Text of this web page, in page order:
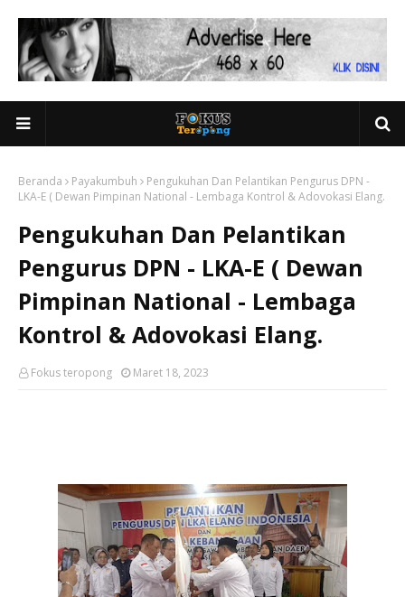
Beranda Payakumbuh
Pengukuhan Dan Pelantikan Pengurus DPN -
LKA-E ( Dewan Pimpinan National - Lembaga Kontrol & Adovokasi Elang.
Pengukuhan Dan Pelantikan
Pengurus DPN - LKA-E ( Dewan
Pimpinan National - Lembaga
Kontrol & Adovokasi Elang.
Fokus teropong Maret 18, 2023